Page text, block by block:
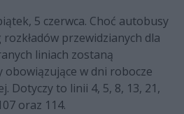
5 czerwca. Choć autobusy
przewidzianych dla
liniach zostaną
obowiązujące w dni robocze
Dotyczy to linii 4, 5, 8, 13, 21,
oraz 114.